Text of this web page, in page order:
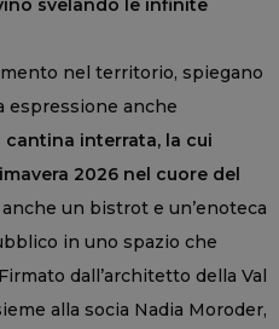
nel territorio, spiegano
espressione anche
cantina interrata, la cui
2026 nel cuore del
un bistrot e un’enoteca
in uno spazio che
dall’architetto della Val
alla socia Nadia Moroder,